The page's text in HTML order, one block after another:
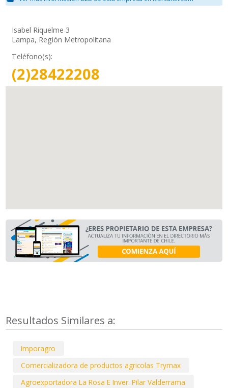
Isabel Riquelme 3
Lampa, Región Metropolitana
Teléfono(s):
(2)28422208
Resultados Similares a:
Imporagro
Comercializadora de productos agricolas Trymax
Agroexportadora La Rosa E Inver. Pilar Valderrama